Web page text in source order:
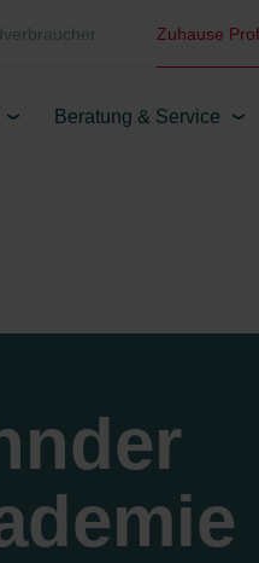
Zuhause
Beratung & Service